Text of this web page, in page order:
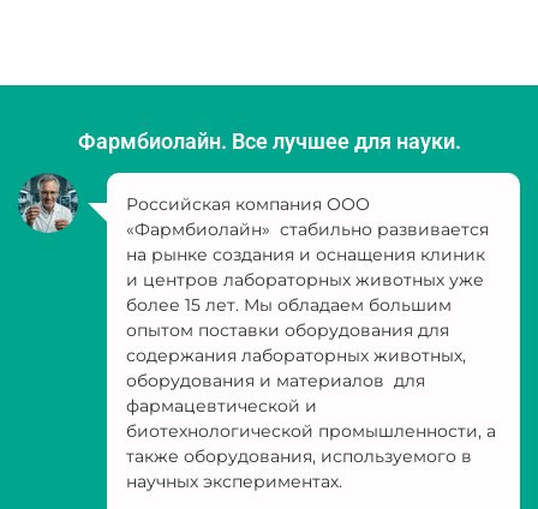
Фармбиолайн. Все лучшее для науки.
Российская компания ООО
«Фармбиолайн» стабильно развивается
на рынке создания и оснащения клиник
и центров лабораторных животных уже
более 15 лет. Мы обладаем большим
опытом поставки оборудования для
содержания лабораторных животных,
оборудования и материалов для
фармацевтической и
биотехнологической промышленности, а
также оборудования, используемого в
научных экспериментах.